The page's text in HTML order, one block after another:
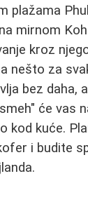
plažama
mirnom Koh
kroz
nešto za
bez daha,
će vas
kod kuće.
i budite